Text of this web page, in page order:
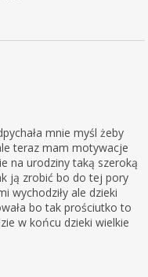
mnie myśl żeby
teraz mam motywacje
na urodziny taką szeroką
ją zrobić bo do tej pory
wychodziły ale dzieki
bo tak prościutko to
w końcu dzieki wielkie